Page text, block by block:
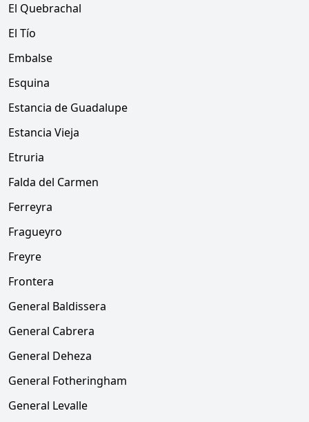
El Quebrachal
El Tío
Embalse
Esquina
Estancia de Guadalupe
Estancia Vieja
Etruria
Falda del Carmen
Ferreyra
Fragueyro
Freyre
Frontera
General Baldissera
General Cabrera
General Deheza
General Fotheringham
General Levalle